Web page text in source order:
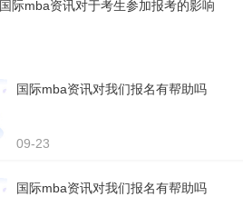
国际mba资讯对于考生参加报考的影响
国际mba资讯对我们报名有帮助吗
09-23
国际mba资讯对我们报名有帮助吗